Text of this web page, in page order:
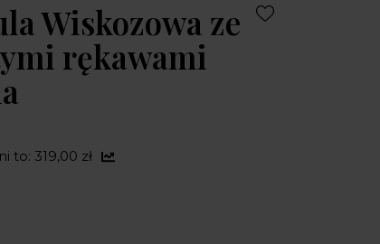
Wiskozowa ze
rękawami
to: 319,00 zł